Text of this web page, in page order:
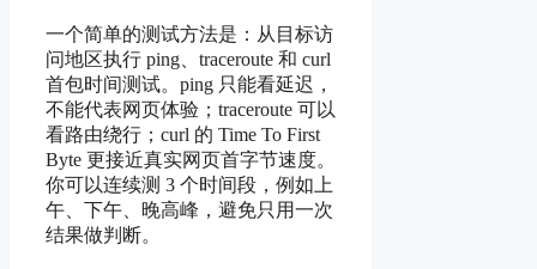
一个简单的测试方法是：从目标访
问地区执行 ping、traceroute 和 curl
首包时间测试。ping 只能看延迟，
不能代表网页体验；traceroute 可以
看路由绕行；curl 的 Time To First
Byte 更接近真实网页首字节速度。
你可以连续测 3 个时间段，例如上
午、下午、晚高峰，避免只用一次
结果做判断。